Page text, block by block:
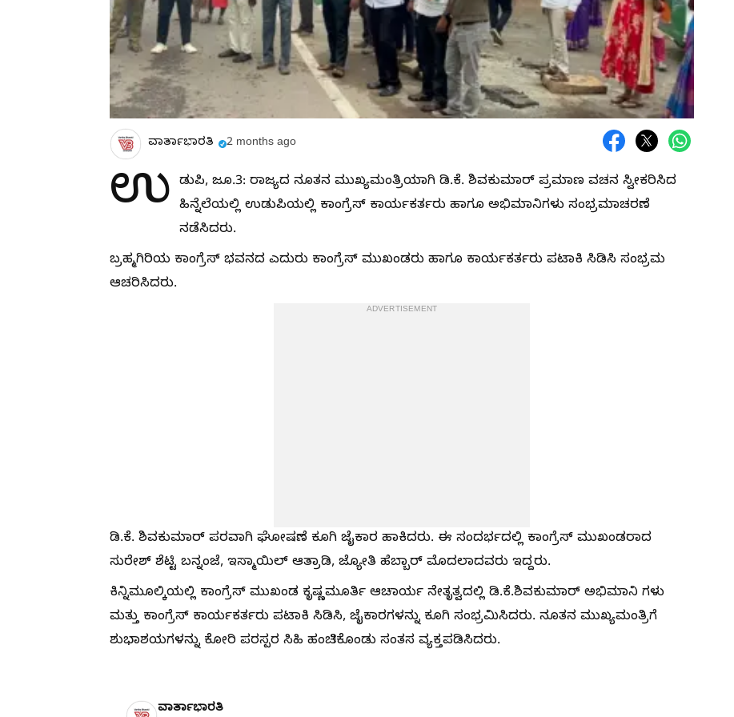
ವಾರ್ತಾಭಾರತಿ 2 months ago
ಉ ಡುಪಿ, ಜೂ.3: ರಾಜ್ಯದ ನೂತನ ಮುಖ್ಯಮಂತ್ರಿಯಾಗಿ ಡಿ.ಕೆ. ಶಿವಕುಮಾರ್ ಪ್ರಮಾಣ ವಚನ ಸ್ವೀಕರಿಸಿದ
ಹಿನ್ನೆಲೆಯಲ್ಲಿ ಉಡುಪಿಯಲ್ಲಿ ಕಾಂಗ್ರೆಸ್ ಕಾರ್ಯಕರ್ತರು ಹಾಗೂ ಅಭಿಮಾನಿಗಳು ಸಂಭ್ರಮಾಚರಣೆ
ನಡೆಸಿದರು.
ಬ್ರಹ್ಮಗಿರಿಯ ಕಾಂಗ್ರೆಸ್ ಭವನದ ಎದುರು ಕಾಂಗ್ರೆಸ್ ಮುಖಂಡರು ಹಾಗೂ ಕಾರ್ಯಕರ್ತರು ಪಟಾಕಿ ಸಿಡಿಸಿ ಸಂಭ್ರಮ
ಆಚರಿಸಿದರು.
ADVERTISEMENT
ಡಿ.ಕೆ. ಶಿವಕುಮಾರ್ ಪರವಾಗಿ ಘೋಷಣೆ ಕೂಗಿ ಜೈಕಾರ ಹಾಕಿದರು. ಈ ಸಂದರ್ಭದಲ್ಲಿ ಕಾಂಗ್ರೆಸ್ ಮುಖಂಡರಾದ
ಸುರೇಶ್ ಶೆಟ್ಟಿ ಬನ್ನಂಜೆ, ಇಸ್ಮಾಯಿಲ್ ಆತ್ರಾಡಿ, ಜ್ಯೋತಿ ಹೆಬ್ಬಾರ್ ಮೊದಲಾದವರು ಇದ್ದರು.
ಕಿನ್ನಿಮೂಲ್ಕಿಯಲ್ಲಿ ಕಾಂಗ್ರೆಸ್ ಮುಖಂಡ ಕೃಷ್ಣಮೂರ್ತಿ ಆಚಾರ್ಯ ನೇತೃತ್ವದಲ್ಲಿ ಡಿ.ಕೆ.ಶಿವಕುಮಾರ್ ಅಭಿಮಾನಿ ಗಳು
ಮತ್ತು ಕಾಂಗ್ರೆಸ್ ಕಾರ್ಯಕರ್ತರು ಪಟಾಕಿ ಸಿಡಿಸಿ, ಜೈಕಾರಗಳನ್ನು ಕೂಗಿ ಸಂಭ್ರಮಿಸಿದರು. ನೂತನ ಮುಖ್ಯಮಂತ್ರಿಗೆ
ಶುಭಾಶಯಗಳನ್ನು ಕೋರಿ ಪರಸ್ಪರ ಸಿಹಿ ಹಂಚಿಕೊಂಡು ಸಂತಸ ವ್ಯಕ್ತಪಡಿಸಿದರು.
ವಾರ್ತಾಭಾರತಿ